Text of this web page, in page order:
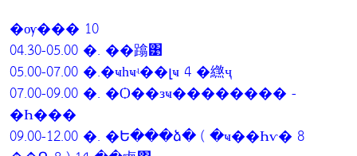
�ѹ��� 10
04.30-05.00 �. ��蹹͹
05.00-07.00 �.�ҹһҹʵ��լҹ 4 �繺ҷ
07.00-09.00 �. �Ѻ��зҹ�������� -
�Һ���
09.00-12.00 �. �Ե���ձ� ( �ҹ��Һѵ� 8